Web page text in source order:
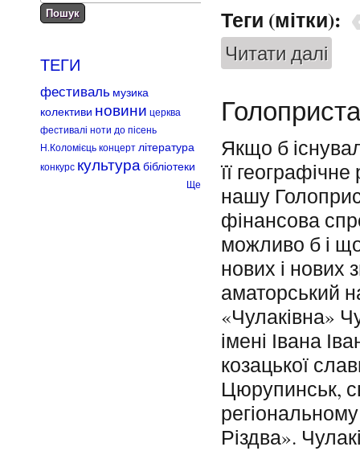
ТЕГИ
фестиваль музика
колективи новини церква
фестивалі ноти до пісень
Н.Коломієцьконцертлітература
конкурс культура бібліотеки
Ще
Теги (мітки):
Читати далі
Якщо б
її
нашу
фінансова
можливо б і
нових і нових
аматорський
«Чулаківна»
імені Івана
козацької
Цюрупинськ,
Різдва».